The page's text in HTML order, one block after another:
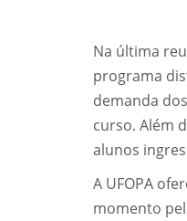
Na última
programa
demanda
curso. Além
alunos
A UFOPA
momento